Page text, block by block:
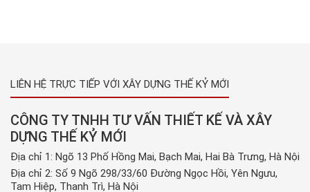
LIÊN HỆ TRỰC TIẾP VỚI XÂY DỰNG THẾ KỶ MỚI
CÔNG TY TNHH TƯ VẤN THIẾT KẾ VÀ XÂY
DỰNG THẾ KỶ MỚI
Địa chỉ 1: Ngõ 13 Phố Hồng Mai, Bạch Mai, Hai Bà Trưng, Hà Nội
Địa chỉ 2: Số 9 Ngõ 298/33/60 Đường Ngọc Hồi, Yên Ngưu,
Tam Hiệp, Thanh Trì, Hà Nội